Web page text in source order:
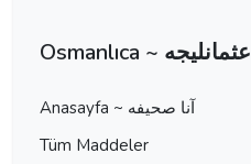
Osmanlıca ~ عثمانليجه
Anasayfa ~ آنا صحيفه
Tüm Maddeler